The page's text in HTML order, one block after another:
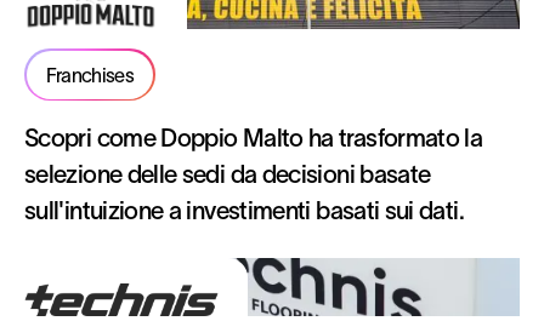
Franchises
Scopri come Doppio Malto ha trasformato la
selezione delle sedi da decisioni basate
sull'intuizione a investimenti basati sui dati.